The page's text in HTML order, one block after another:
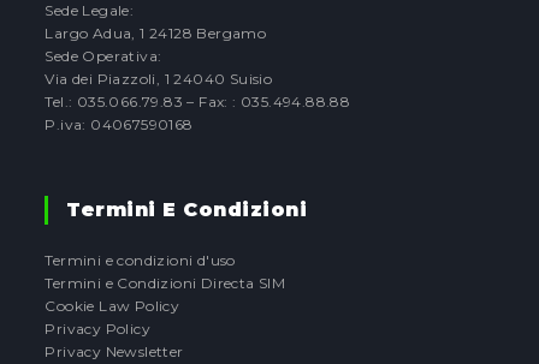
Sede Legale:
Largo Adua, 1 24128 Bergamo
Sede Operativa:
Via dei Piazzoli, 1 24040 Suisio
Tel.: 035.066.79.83 – Fax: : 035.494.88.88
P.iva: 04067590168
Termini E Condizioni
Termini e condizioni d'uso
Termini e Condizioni Directa SIM
Cookie Law Policy
Privacy Policy
Privacy Newsletter